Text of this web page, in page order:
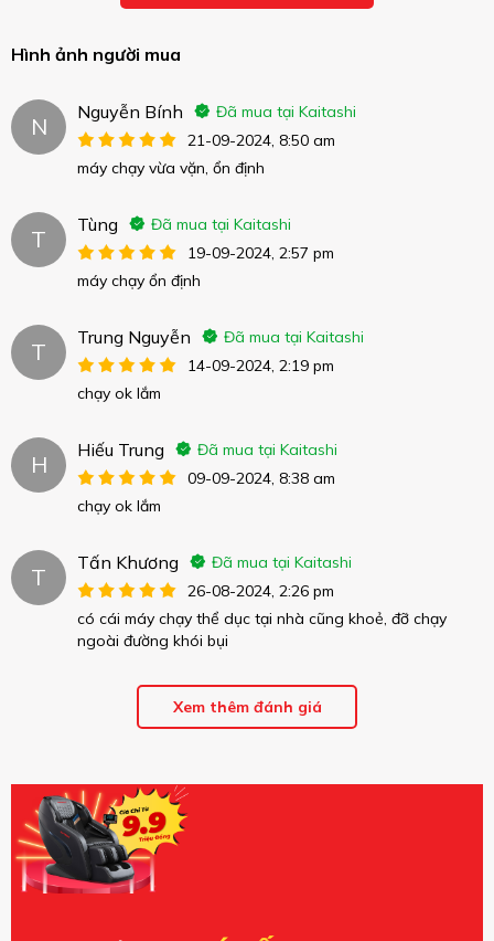
Hình ảnh người mua
N
Nguyễn Bính
Đã mua tại Kaitashi
21-09-2024, 8:50 am
máy chạy vừa vặn, ổn định
T
Tùng
Đã mua tại Kaitashi
19-09-2024, 2:57 pm
máy chạy ổn định
T
Trung Nguyễn
Đã mua tại Kaitashi
14-09-2024, 2:19 pm
chạy ok lắm
H
Hiếu Trung
Đã mua tại Kaitashi
09-09-2024, 8:38 am
chạy ok lắm
T
Tấn Khương
Đã mua tại Kaitashi
26-08-2024, 2:26 pm
có cái máy chạy thể dục tại nhà cũng khoẻ, đỡ chạy
ngoài đường khói bụi
Xem thêm đánh giá